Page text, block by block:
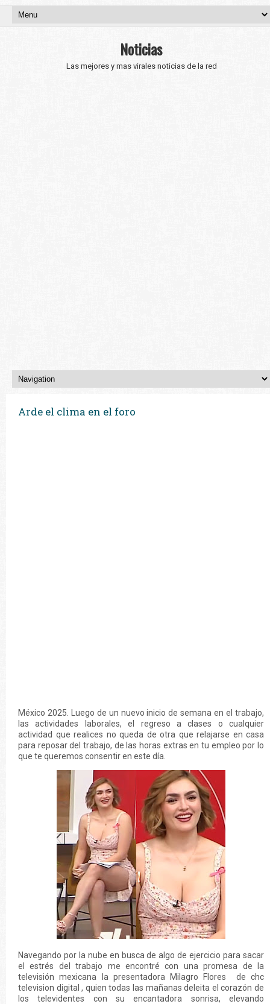
Noticias
Las mejores y mas virales noticias de la red
Arde el clima en el foro
México 2025. Luego de un nuevo inicio de semana en el trabajo,
las actividades laborales, el regreso a clases o cualquier
actividad que realices no queda de otra que relajarse en casa
para reposar del trabajo, de las horas extras en tu empleo por lo
que te queremos consentir en este día.
Navegando por la nube en busca de algo de ejercicio para sacar
el estrés del trabajo me encontré con una promesa de la
televisión mexicana la presentadora Milagro Flores de chc
television digital , quien todas las mañanas deleita el corazón de
los televidentes con su encantadora sonrisa, elevando